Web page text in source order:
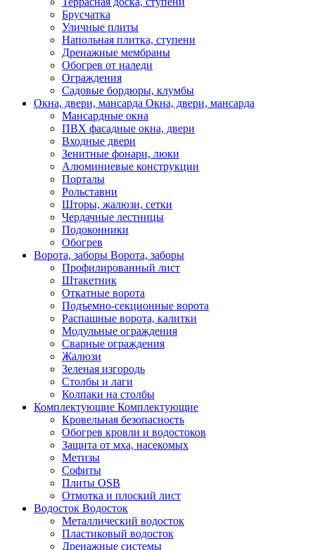
Брусчатка
Уличные плиты
Напольная плитка, ступени
Дренажные мембраны
Обогрев от наледи
Ограждения
Садовые бордюры, клумбы
Окна, двери, мансарда Окна, двери, мансарда
Мансардные окна
ПВХ фасадные окна, двери
Входные двери
Зенитные фонари, люки
Алюминиевые конструкции
Порталы
Рольставни
Шторы, жалюзи, сетки
Чердачные лестницы
Подоконники
Обогрев
Ворота, заборы Ворота, заборы
Профилированный лист
Штакетник
Откатные ворота
Подъемно-секционные ворота
Распашные ворота, калитки
Модульные ограждения
Сварные ограждения
Жалюзи
Зеленая изгородь
Столбы и лаги
Колпаки на столбы
Комплектующие Комплектующие
Кровельная безопасность
Обогрев кровли и водостоков
Защита от мха, насекомых
Метизы
Софиты
Плиты OSB
Отмотка и плоский лист
Водосток Водосток
Металлический водосток
Пластиковый водосток
Дренажные системы